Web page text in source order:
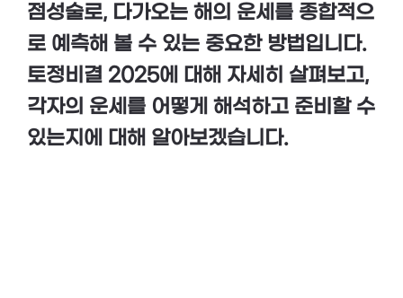
점성술로, 다가오는 해의 운세를 종합적으
로 예측해 볼 수 있는 중요한 방법입니다.
토정비결 2025에 대해 자세히 살펴보고,
각자의 운세를 어떻게 해석하고 준비할 수
있는지에 대해 알아보겠습니다.